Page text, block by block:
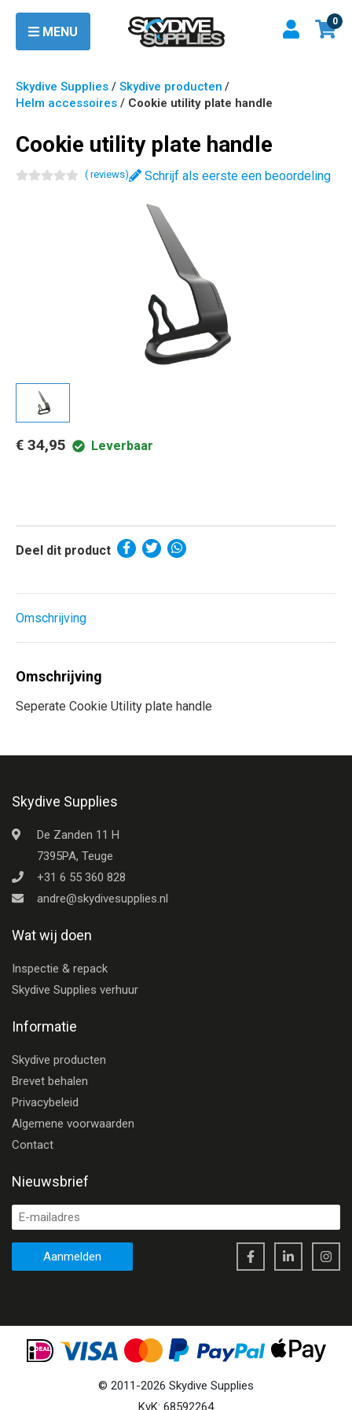
MENU
0
Skydive Supplies / Skydive producten /
Helm accessoires / Cookie utility plate handle
Cookie utility plate handle
( reviews) Schrijf als eerste een beoordeling
€ 34,95 Leverbaar
Deel dit product
Omschrijving
Omschrijving
Seperate Cookie Utility plate handle
Skydive Supplies
De Zanden 11 H
7395PA, Teuge
+31 6 55 360 828
andre@skydivesupplies.nl
Wat wij doen
Inspectie & repack
Skydive Supplies verhuur
Informatie
Skydive producten
Brevet behalen
Privacybeleid
Algemene voorwaarden
Contact
Nieuwsbrief
Aanmelden
© 2011 -2026 Skydive Supplies
KvK: 68592264